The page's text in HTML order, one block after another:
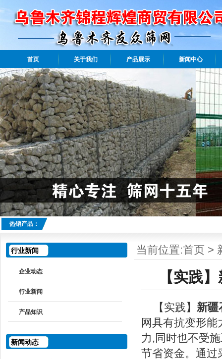
首页 关于我们 产品展示 新闻中心
热销产品：
当前位置:首页 >
【实践
【实践】 新疆
网具有抗变形
力,同时也不受
节省资金。通过
行业新闻
企业动态
行业新闻
产品知识
新闻动态